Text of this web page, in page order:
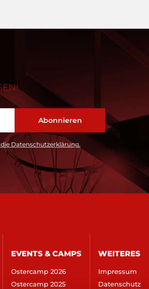
Datenschutzerklärung.
EVENTS & CAMPS
Ostercamp 2026
Ostercamp 2025
WEITERES
Impressum
Datenschutz